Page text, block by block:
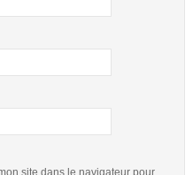
site dans le navigateur pour